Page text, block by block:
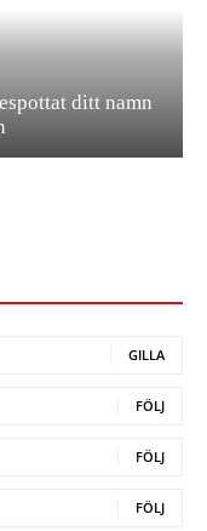
ditt namn
GILLA
FÖLJ
FÖLJ
FÖLJ